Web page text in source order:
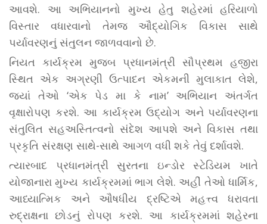
આવશે. આ અભિયાનનો મુખ્ય હેતુ શહેરમાં હરિયાળો
વિસ્તાર વધારવાનો તેમજ ઔદ્યોગિક વિકાસ સાથે
પર્યાવરણનું સંતુલન જાળવવાનો છે.
નિયત કાર્યક્રમ મુજબ પ્રધાનમંત્રી સૌપ્રથમ હજીરા
સ્થિત એક અગ્રણી ઉત્પાદન એકમની મુલાકાત લેશે,
જ્યાં તેઓ ‘એક પેડ મા કે નામ’ અભિયાન અંતર્ગત
વૃક્ષારોપણ કરશે. આ કાર્યક્રમ ઉદ્યોગ અને પર્યાવરણના
સંતુલિત સહઅસ્તિત્વનો સંદેશ આપશે અને વિકાસ તથા
પ્રકૃતિ સંરક્ષણ સાથે-સાથે આગળ વધી શકે તેવું દર્શાવશે.
ત્યારબાદ પ્રધાનમંત્રી સુરતના ઇન્ડોર સ્ટેડિયમ ખાતે
યોજાનારા મુખ્ય કાર્યક્રમમાં ભાગ લેશે. અહીં તેઓ ધાર્મિક,
આધ્યાત્મિક અને ઔષધીય દ્રષ્ટિએ મહત્ત્વ ધરાવતા
રુદ્રાક્ષના છોડનું રોપણ કરશે. આ કાર્યક્રમમાં શહેરના